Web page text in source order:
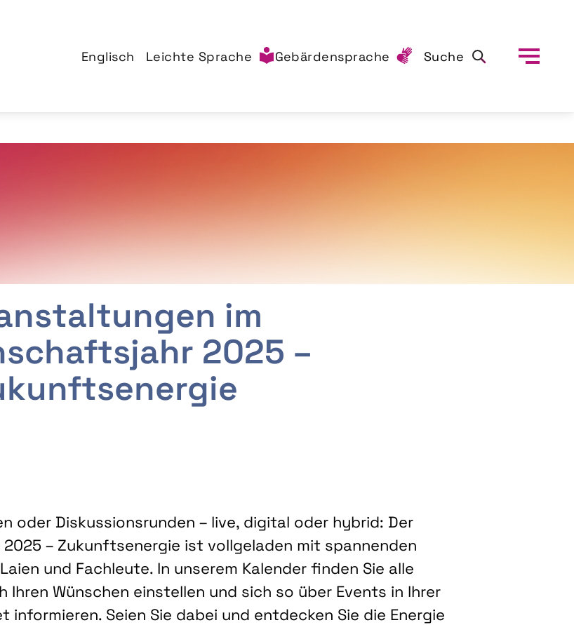
Englisch Leichte Sprache Gebärdensprache Suche
im
2025 –
oder Diskussionsrunden – live, digital oder hybrid: Der
– Zukunftsenergie ist vollgeladen mit spannenden
und Fachleute. In unserem Kalender finden Sie alle
Ihren Wünschen einstellen und sich so über Events in Ihrer
informieren. Seien Sie dabei und entdecken Sie die Energie